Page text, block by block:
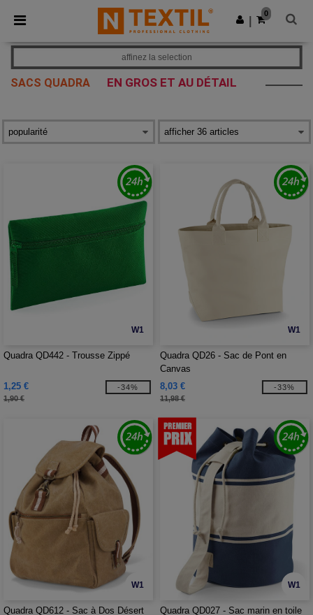
× Appli Ntextil
Meilleurs prix sur l’app !
Obtenir l'appli
0
SACS QUADRA EN GROS ET AU DÉTAIL
affinez la selection
W1
Quadra QD442 - Trousse Zippé
1,25 €
1,90 €
-34%
W1
Quadra QD26 - Sac de Pont en
Canvas
8,03 €
11,98 €
-33%
W1
Quadra QD612 - Sac à Dos Désert
W1
Quadra QD027 - Sac marin en toile